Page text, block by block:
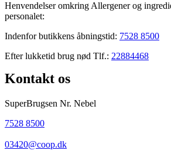
Henvendelser omkring Allergener og
personalet:
Indenfor butikkens åbningstid: 7528 8500
Efter lukketid brug nød Tlf.: 22884468
Kontakt os
SuperBrugsen Nr. Nebel
7528 8500
03420@coop.dk